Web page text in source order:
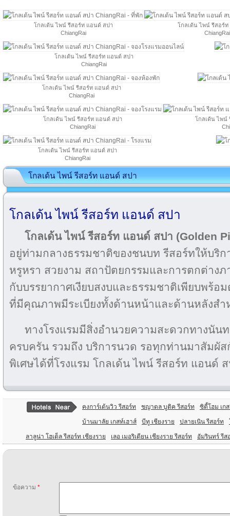
โกลเด้น ไพน์ รีสอร์ท แอนด์ สปา
ChiangRai
โกลเด้น ไพน์ รีสอร์
ChiangRai
โกลเด้น ไพน์ รีสอร์ท แอนด์ สปา
ChiangRai
โกลเด้น ไพน์ รีสอร์ท แอนด์ สปา
ChiangRai
โกลเด้น ไพน์ รีสอร์ท แอนด์ สปา
ChiangRai
โกลเด้น ไพน์
โกลเด้น ไพน์ รีสอร์ท แอนด์ สปา
ChiangRai
โกลเด้น ไพน์ รีสอร์ท แอนด์ สปา
โกลเด้น ไพน์ รีสอร์ท แอนด์ สปา
โกลเด้น ไพน์ รีสอร์ท แอนด์ สปา (Golden
อยู่ท่ามกลางธรรมชาติของชนบท รีสอร์ทให้บริ
หรูหรา สวยงาม สถาปัตยกรรมและการตกต่าง
กับบรรยากาศเงียบสงบและธรรมชาติเพียบพร้อ
ที่มีคุณภาพมีระเบียงทั้งด้านหน้าและด้านหลังส
ทางโรงแรมมีสิ่งอำนวยความสะดวกทางนัน
ครบครัน รวมถึง บริการนวด รอทุกท่านมาสัมผั
พิเศษได้ที่โรงแรม โกลเด้น ไพน์ รีสอร์ท แอนด์
คงการ์เด้นวิว รีสอร์ท ชญาดล บูติค รีสอร์ท ซิตี้โฮม เก
บ้านมาลัย เกสท์เฮาส์ บีทู เชียงราย ปลายเนิน รีสอร์ท
ลาลูน่า โฮเต็ล รีสอร์ท เชียงราย เลอ เมอริเดียน เชียงราย รีสอร์ท อัมรินทร์ รีส
ข้อความ *